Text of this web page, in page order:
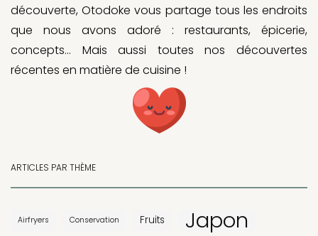
découverte, Otodoke vous partage tous les endroits
que nous avons adoré : restaurants, épicerie,
concepts… Mais aussi toutes nos découvertes
récentes en matière de cuisine !
ARTICLES PAR THÈME
Airfryers Conservation Fruits Japon